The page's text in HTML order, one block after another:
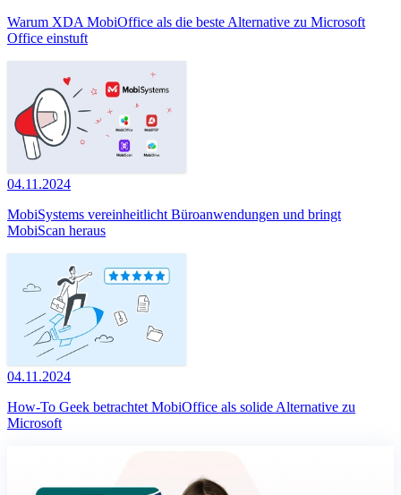
Warum XDA MobiOffice als die beste Alternative zu Microsoft
Office einstuft
04.11.2024
MobiSystems vereinheitlicht Büroanwendungen und bringt
MobiScan heraus
04.11.2024
How-To Geek betrachtet MobiOffice als solide Alternative zu
Microsoft